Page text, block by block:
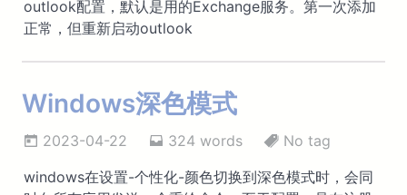
outlook配置，默认是用的Exchange服务。第一次添加
正常，但重新启动outlook
Windows深色模式
2023-04-22 324 words
No tag
windows在设置-个性化-颜色切换到深色模式时，会同